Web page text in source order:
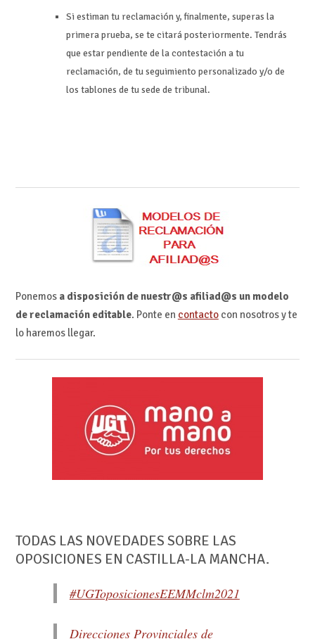
Si estiman tu reclamación y, finalmente, superas la
primera prueba, se te citará posteriormente. Tendrás
que estar pendiente de la contestación a tu
reclamación, de tu seguimiento personalizado y/o de
los tablones de tu sede de tribunal.
Ponemosa disposición de nuestr@s afiliad@s un modelo
de reclamación editable. Ponte en contactocon nosotros y te
lo haremos llegar.
TODAS LAS NOVEDADES SOBRE LAS
OPOSICIONES EN CASTILLA-LA MANCHA.
#UGToposicionesEEMMclm2021
Direcciones Provinciales de